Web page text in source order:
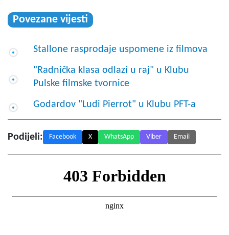
Povezane vijesti
Stallone rasprodaje uspomene iz filmova
"Radnička klasa odlazi u raj" u Klubu
Pulske filmske tvornice
Godardov "Ludi Pierrot" u Klubu PFT-a
Podijeli: Facebook X WhatsApp Viber Email